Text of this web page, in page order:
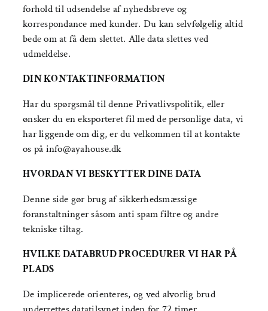
forhold til udsendelse af nyhedsbreve og
korrespondance med kunder. Du kan selvfølgelig altid
bede om at få dem slettet. Alle data slettes ved
udmeldelse.
DIN KONTAKTINFORMATION
Har du spørgsmål til denne Privatlivspolitik, eller
ønsker du en eksporteret fil med de personlige data, vi
har liggende om dig, er du velkommen til at kontakte
os på info@ayahouse.dk
HVORDAN VI BESKYTTER DINE DATA
Denne side gør brug af sikkerhedsmæssige
foranstaltninger såsom anti spam filtre og andre
tekniske tiltag.
HVILKE DATABRUD PROCEDURER VI HAR PÅ
PLADS
De implicerede orienteres, og ved alvorlig brud